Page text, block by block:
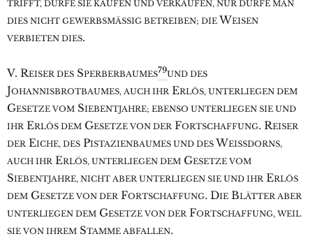
TRIFFT, DÜRFE SIE KAUFEN UND VERKAUFEN, NUR DÜRFE MAN
DIES NICHT GEWERBSMÄSSIG BETREIBEN; DIE WEISEN
VERBIETEN DIES.
V. REISER DES SPERBERBAUMES79UND DES
JOHANNISBROTBAUMES, AUCH IHR ERLÖS, UNTERLIEGEN DEM
GESETZE VOM SIEBENTJAHRE; EBENSO UNTERLIEGEN SIE UND
IHR ERLÖS DEM GESETZE VON DER FORTSCHAFFUNG. REISER
DER EICHE, DES PISTAZIENBAUMES UND DES WEISSDORNS,
AUCH IHR ERLÖS, UNTERLIEGEN DEM GESETZE VOM
SIEBENTJAHRE, NICHT ABER UNTERLIEGEN SIE UND IHR ERLÖS
DEM GESETZE VON DER FORTSCHAFFUNG. DIE BLÄTTER ABER
UNTERLIEGEN DEM GESETZE VON DER FORTSCHAFFUNG, WEIL
SIE VON IHREM STAMME ABFALLEN.